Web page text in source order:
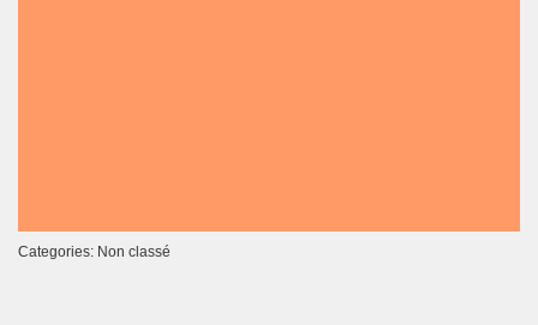
Categories: Non classé